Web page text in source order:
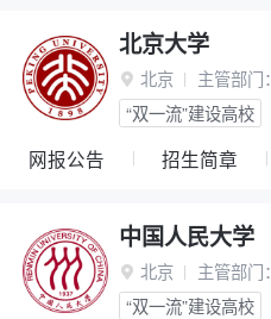
北京大学
 北京 主管部门：
“双一流”建设高校
网报公告 招生简章
中国人民大学
 北京 主管部门：
“双一流”建设高校